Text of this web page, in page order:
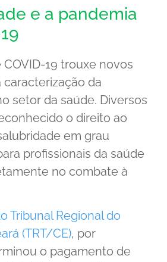
e a pandemia
19 trouxe novos
caracterização da
setor da saúde. Diversos
o direito ao
em grau
profissionais da saúde
no combate à
Tribunal Regional do
(TRT/CE), por
o pagamento de